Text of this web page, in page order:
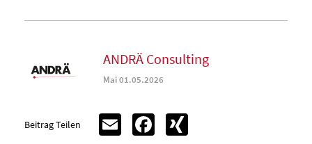
ANDRÄ Consulting
Mai 01.05.2026
Beitrag Teilen Email Facebook